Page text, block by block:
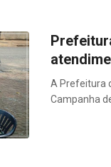
A Prefeitura
Campanha